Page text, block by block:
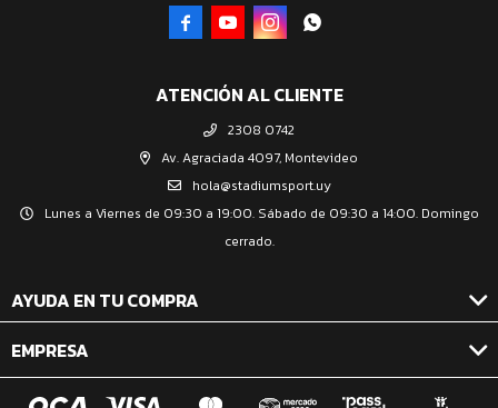
ATENCIÓN AL CLIENTE
2308 0742
Av. Agraciada 4097, Montevideo
hola@stadiumsport.uy
Lunes a Viernes de 09:30 a 19:00. Sábado de 09:30 a 14:00. Domingo
cerrado.
AYUDA EN TU COMPRA
EMPRESA
   